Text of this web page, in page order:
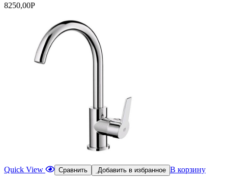
8250,00Р
Quick View Сравнить Добавить в избранное В корзину